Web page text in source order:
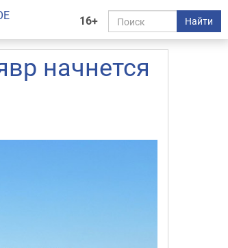
16+ Найти
начнется